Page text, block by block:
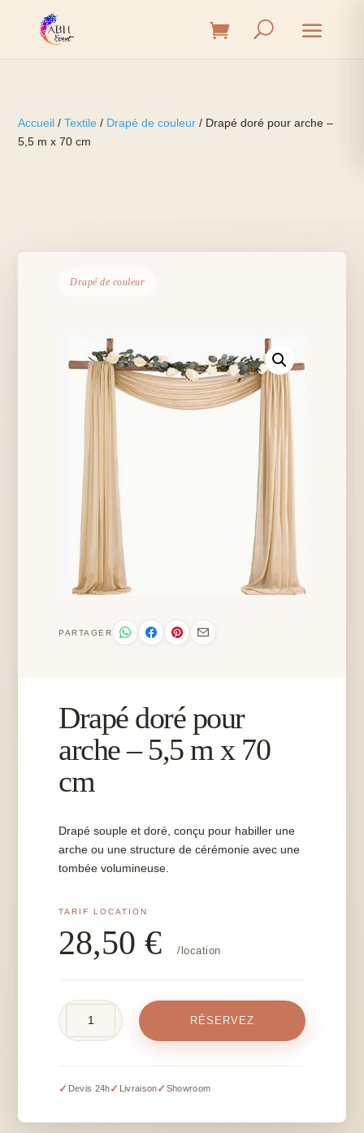
Accueil /Textile / Drapé de couleur / Drapé doré pour arche –
5,5 m x 70 cm
Drapé de couleur
PARTAGER
Drapé doré pour
arche – 5,5 m x 70
cm
Drapé souple et doré, conçu pour habiller une
arche ou une structure de cérémonie avec une
tombée volumineuse.
28,50€ /location
pour
-
RÉSERVEZ
✓ Devis 24h✓ Livraison✓ Showroom